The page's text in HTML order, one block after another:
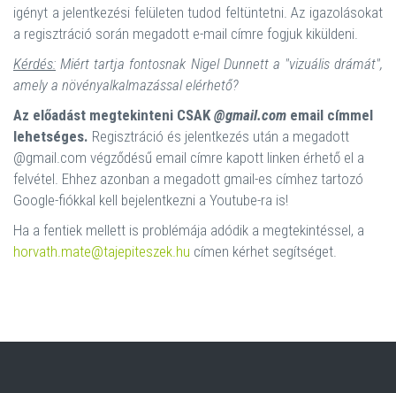
igényt a jelentkezési felületen tudod feltüntetni. Az igazolásokat
a regisztráció során megadott e-mail címre fogjuk kiküldeni.
Kérdés: Miért tartja fontosnak Nigel Dunnett a "vizuális drámát",
amely a növényalkalmazással elérhető?
Az előadást megtekinteni CSAK@gmail.com email címmel
lehetséges. Regisztráció és jelentkezés után a megadott
@gmail.com végződésű email címre kapott linken érhető el a
felvétel. Ehhez azonban a megadott gmail-es címhez tartozó
Google-fiókkal kell bejelentkezni a Youtube-ra is!
Ha a fentiek mellett is problémája adódik a megtekintéssel, a
horvath.mate@tajepiteszek.hu címen kérhet segítséget.